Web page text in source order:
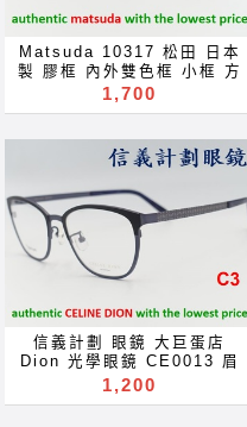
Des lunettes نظارات очки
Brýle Mga Salamin
occhiali Gläser szemüveg
Окуляри bril Kính
glasögon Gelas चश्मा めが
ImeMyself Eyewear
casual wear clothes and
Matsuda 10317 松田 日本
製 膠框 內外雙色框 小框 方
框 可配 抗藍光 變色鏡片
濾藍光 變色鏡片 抗蓝光 滤蓝
光 全視線 變色鏡片 全视线
spectacles glasses Rx
prescription for near far
sighted reading glass
blue block lenses blue
light block filter
Kacamata Gafas Des
lunettes نظارات очки
Brýle Mga Salamin
occhiali Gläser szemüveg
Окуляри bril Kính
1,700
信義計劃 眼鏡 大巨蛋店
Dion 光學眼鏡 CE0013 眉
框 圓框 titanium 鈦金屬 眼
鏡 可配 抗藍光 變色鏡片
1,200